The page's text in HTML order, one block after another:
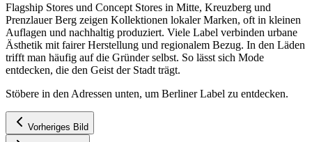
Flagship Stores und Concept Stores in Mitte, Kreuzberg und
Prenzlauer Berg zeigen Kollektionen lokaler Marken, oft in kleinen
Auflagen und nachhaltig produziert. Viele Label verbinden urbane
Ästhetik mit fairer Herstellung und regionalem Bezug. In den Läden
trifft man häufig auf die Gründer selbst. So lässt sich Mode
entdecken, die den Geist der Stadt trägt.
Stöbere in den Adressen unten, um Berliner Label zu entdecken.
Vorheriges Bild